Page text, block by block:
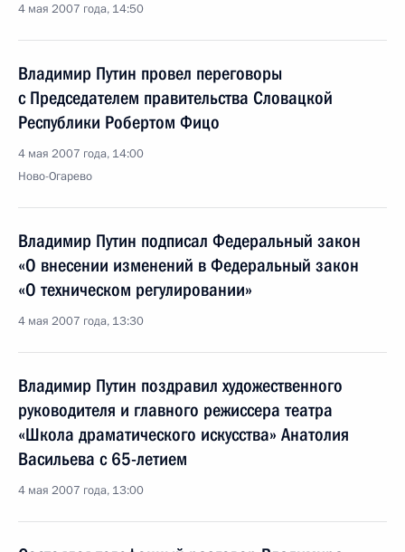
4 мая 2007 года, 14:50
Владимир Путин провел переговоры
с Председателем правительства Словацкой
Республики Робертом Фицо
4 мая 2007 года, 14:00
Ново-Огарево
Владимир Путин подписал Федеральный закон
«О внесении изменений в Федеральный закон
«О техническом регулировании»
4 мая 2007 года, 13:30
Владимир Путин поздравил художественного
руководителя и главного режиссера театра
«Школа драматического искусства» Анатолия
Васильева с 65-летием
4 мая 2007 года, 13:00